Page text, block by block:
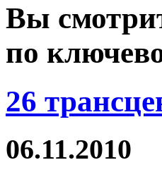
Вы
по
26
06.11.2010